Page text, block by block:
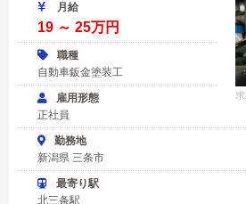
月給
19 ～ 25万円
職種
自動車鈑金塗装工
雇用形態
正社員
勤務地
新潟県 三条市
最寄り駅
北三条駅